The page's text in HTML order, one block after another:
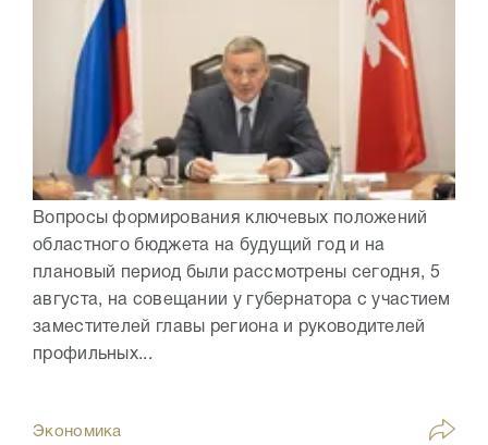
Вопросы формирования ключевых положений
областного бюджета на будущий год и на
плановый период были рассмотрены сегодня, 5
августа, на совещании у губернатора с участием
заместителей главы региона и руководителей
профильных...
Экономика